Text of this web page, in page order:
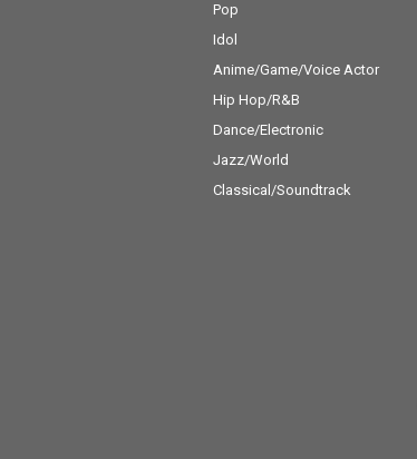
Pop
Idol
Anime/Game/Voice Actor
Hip Hop/R&B
Dance/Electronic
Jazz/World
Classical/Soundtrack